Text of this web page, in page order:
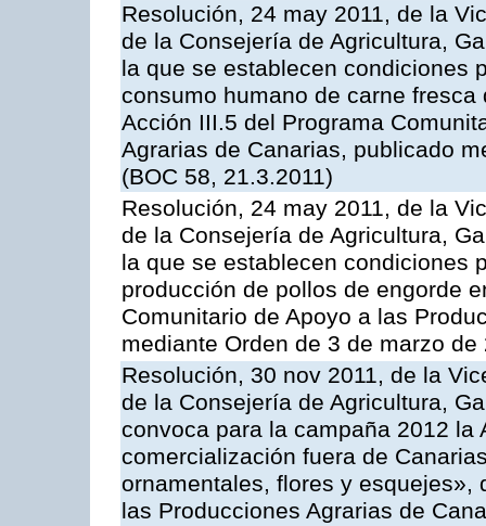
Resolución, 24 may 2011, de la
de la Consejería de Agricultura,
la que se establecen condiciones
consumo humano de carne
Acción III.5 del Programa
Agrarias de Canarias, publicado
(BOC 58, 21.3.2011)
Resolución, 24 may 2011, de la
de la Consejería de Agricultura,
la que se establecen condiciones
producción de pollos de engorde
Comunitario de Apoyo a las
mediante Orden de 3 de marzo de
Resolución, 30 nov 2011, de la
de la Consejería de Agricultura,
convoca para la campaña 2012 la
comercialización fuera de
ornamentales, flores y esquejes»,
las Producciones Agrarias de